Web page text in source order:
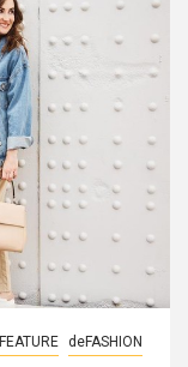
FEATURE deFASHION